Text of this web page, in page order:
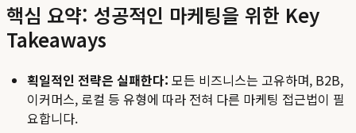
핵심 요약: 성공적인 마케팅을 위한 Key
Takeaways
획일적인 전략은 실패한다: 모든 비즈니스는 고유하며, B2B,
이커머스, 로컬 등 유형에 따라 전혀 다른 마케팅 접근법이 필
요합니다.